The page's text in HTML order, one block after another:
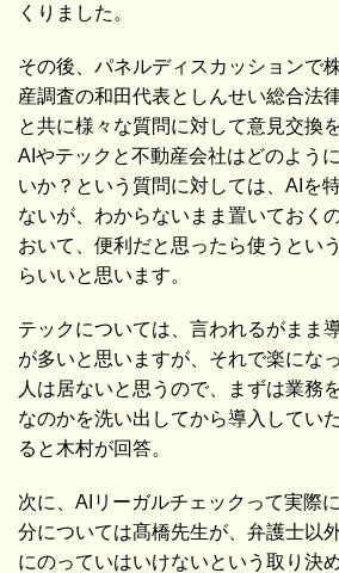
くりました。
その後、パネルディスカッションで
産調査の和田代表としんせい総合法
と共に様々な質問に対して意見交換
AIやテックと不動産会社はどのよう
いか？という質問に対しては、AIを
ないが、わからないまま置いておく
おいて、便利だと思ったら使うとい
らいいと思います。
テックについては、言われるがまま
が多いと思いますが、それで楽にな
人は居ないと思うので、まずは業務
なのかを洗い出してから導入してい
ると木村が回答。
次に、AIリーガルチェックって実際
分については髙橋先生が、弁護士以
にのっていはいけないという取り決